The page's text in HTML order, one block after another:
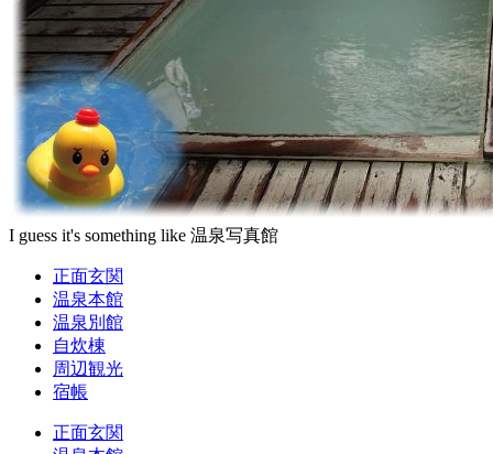
I guess it's something like 温泉写真館
正面玄関
温泉本館
温泉別館
自炊棟
周辺観光
宿帳
正面玄関